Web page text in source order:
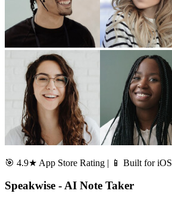
🎯 4.9★ App Store Rating | 📱 Built for iOS
Speakwise - AI Note Taker